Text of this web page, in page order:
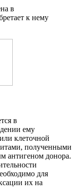
в
к нему
в
ему
клеточной
полученными
антигеном донора.
для
их на